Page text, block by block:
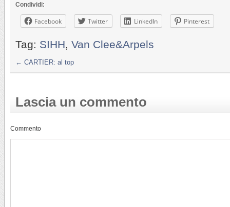
Condividi:
Facebook Twitter LinkedIn Pinterest
Tag: SIHH Van Clee&Arpels
← CARTIER: al top
Lascia un commento
Commento